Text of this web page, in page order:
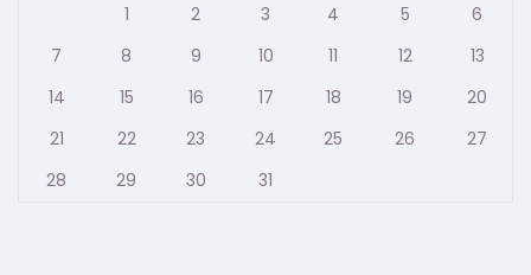
1
2 3 4 5
6
7
8 9 10 11 12
13
14
15 16 17 18 19
20
21
22 23 24 25 26
27
28
29 30 31